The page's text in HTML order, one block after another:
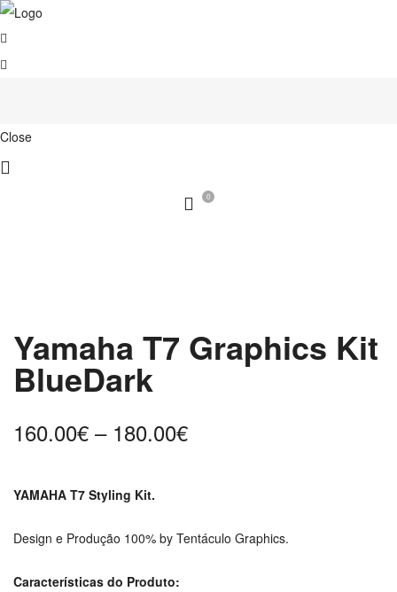
Close
0
Yamaha T7 Graphics Kit
BlueDark
160.00€ – 180.00€Price
180.00€
YAMAHA T7 Styling Kit.
Design e Produção 100% by Tentáculo Graphics.
Características do Produto: